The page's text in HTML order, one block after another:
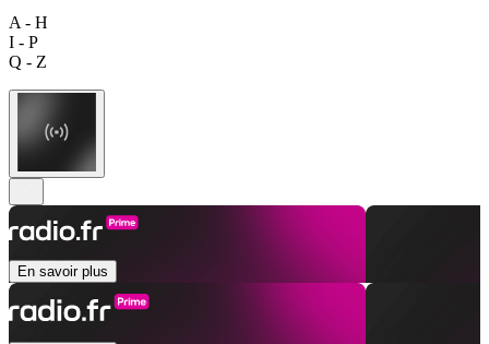
A - H
I - P
Q - Z
En savoir plus